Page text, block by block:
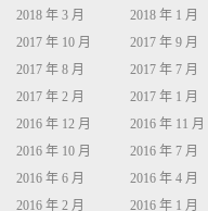
2018 年 3 月
2018 年 1 月
2017 年 10 月
2017 年 9 月
2017 年 8 月
2017 年 7 月
2017 年 2 月
2017 年 1 月
2016 年 12 月
2016 年 11 月
2016 年 10 月
2016 年 7 月
2016 年 6 月
2016 年 4 月
2016 年 2 月
2016 年 1 月